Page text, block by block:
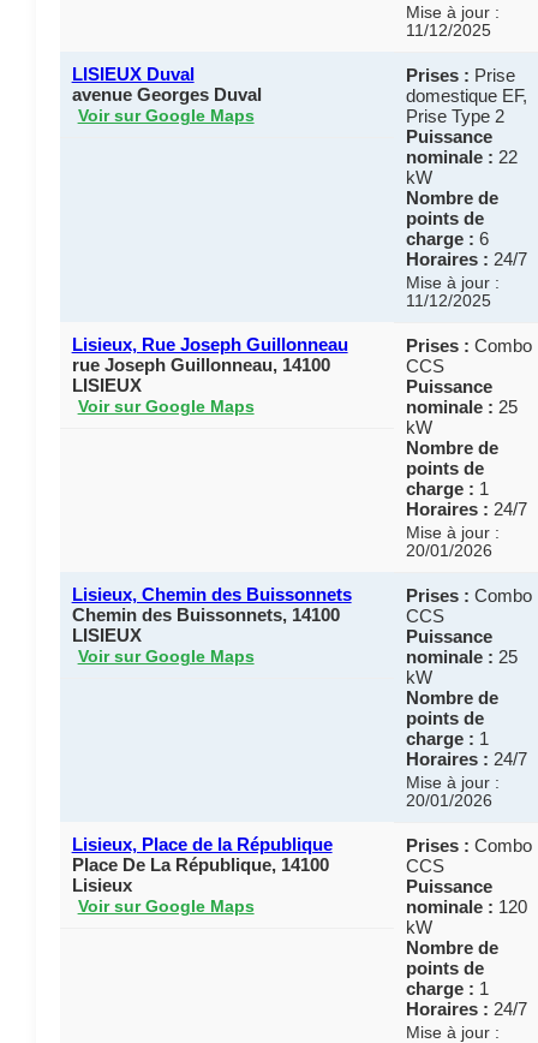
Mise à jour :
11/12/2025
LISIEUX Duval
avenue Georges Duval
Voir sur Google Maps
Prises : Prise
domestique EF,
Prise Type 2
Puissance
nominale : 22
kW
Nombre de
points de
charge : 6
Horaires : 24/7
Mise à jour :
11/12/2025
Lisieux, Rue Joseph Guillonneau
rue Joseph Guillonneau, 14100
LISIEUX
Voir sur Google Maps
Prises : Combo
CCS
Puissance
nominale : 25
kW
Nombre de
points de
charge : 1
Horaires : 24/7
Mise à jour :
20/01/2026
Lisieux, Chemin des Buissonnets
Chemin des Buissonnets, 14100
LISIEUX
Voir sur Google Maps
Prises : Combo
CCS
Puissance
nominale : 25
kW
Nombre de
points de
charge : 1
Horaires : 24/7
Mise à jour :
20/01/2026
Lisieux, Place de la République
Place De La République, 14100
Lisieux
Voir sur Google Maps
Prises : Combo
CCS
Puissance
nominale : 120
kW
Nombre de
points de
charge : 1
Horaires : 24/7
Mise à jour :